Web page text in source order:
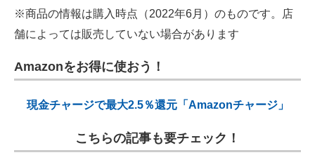
※商品の情報は購入時点（2022年6月）のものです。店
舗によっては販売していない場合があります
Amazonをお得に使おう！
現金チャージで最大2.5％還元「Amazonチャージ」
こちらの記事も要チェック！